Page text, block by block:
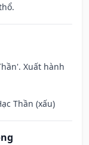
Xuất hành
Thần (xấu)